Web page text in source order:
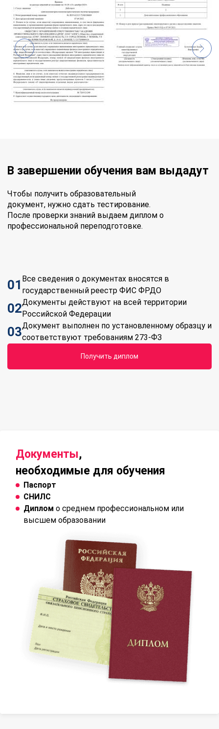
В завершении обучения вам выдадут
Чтобы получить образовательный
документ, нужно сдать тестирование.
После проверки знаний выдаем диплом о
профессиональной переподготовке.
01 Все сведения о документах вносятся в
государственный реестр ФИС ФРДО
02Документы действуют на всей территории
Российской Федерации
03Документ выполнен по установленному образцу и
соответствуют требованиям 273-ФЗ
Получить диплом
Документы,
необходимые для обучения
Паспорт
СНИЛС
Диплом о среднем профессиональном или
высшем образовании